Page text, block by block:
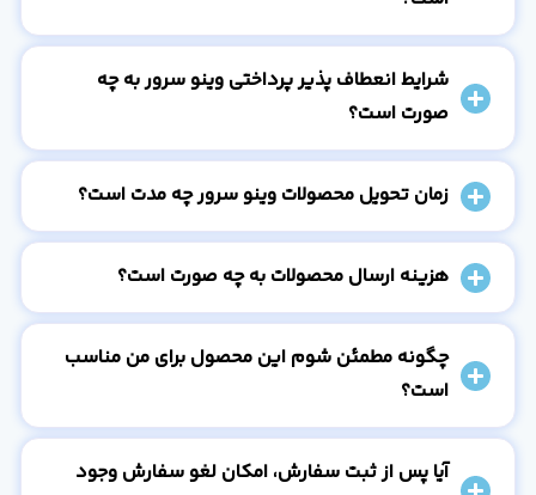
شرایط انعطاف پذیر پرداختی وینو سرور به چه
صورت است؟
زمان تحویل محصولات وینو سرور چه مدت است؟
هزینه ارسال محصولات به چه صورت است؟
چگونه مطمئن شوم این محصول برای من مناسب
است؟
آیا پس از ثبت سفارش، امکان لغو سفارش وجود